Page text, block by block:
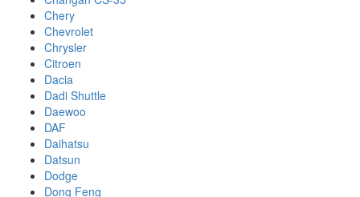
Chery
Chevrolet
Chrysler
Citroen
Dacia
Dadi Shuttle
Daewoo
DAF
Daihatsu
Datsun
Dodge
Dong Feng